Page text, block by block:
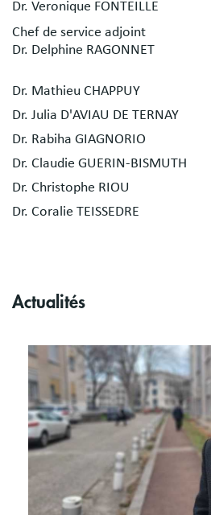
Dr. Veronique FONTEILLE
Chef de service adjoint
Dr. Delphine RAGONNET
Dr. Mathieu CHAPPUY
Dr. Julia D'AVIAU DE TERNAY
Dr. Rabiha GIAGNORIO
Dr. Claudie GUERIN-BISMUTH
Dr. Christophe RIOU
Dr. Coralie TEISSEDRE
Actualités